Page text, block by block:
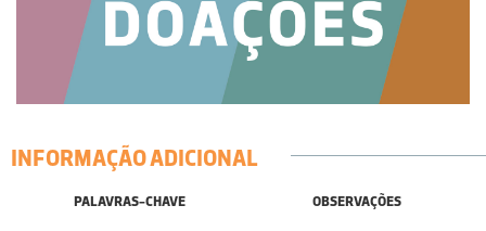
INFORMAÇÃO ADICIONAL
PALAVRAS-CHAVE OBSERVAÇÕES